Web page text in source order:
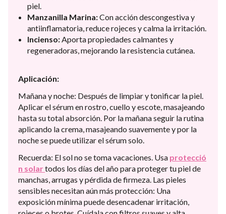
piel.
Manzanilla Marina:Con acción descongestiva y
antiinflamatoria, reduce rojeces y calma la irritación.
Incienso: Aporta propiedades calmantes y
regeneradoras, mejorando la resistencia cutánea.
Aplicación:
Mañana y noche: Después de limpiar y tonificar la piel.
Aplicar el sérum en rostro, cuello y escote, masajeando
hasta su total absorción. Por la mañana seguir la rutina
aplicando la crema, masajeando suavemente y por la
noche se puede utilizar el sérum solo.
Recuerda: El sol no se toma vacaciones. Usa protecció
n solartodos los días del año para proteger tu piel de
manchas, arrugas y pérdida de firmeza. Las pieles
sensibles necesitan aún más protección: Una
exposición mínima puede desencadenar irritación,